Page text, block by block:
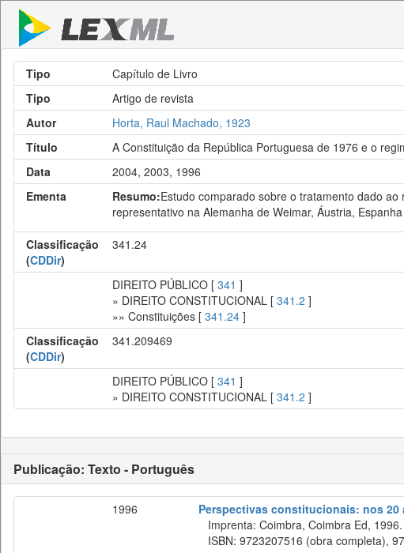
Tipo
Capítulo de Livro
Tipo
Artigo de revista
Autor
Horta, Raul Machado, 1923
Título
A Constituição da República Portuguesa de 1976 e o
Data
2004, 2003, 1996
Ementa
Resumo:Estudo comparado sobre o tratamento dado
representativo na Alemanha de Weimar, Áustria,
Classificação
(CDDir)
341.24
DIREITO PÚBLICO [ 341 ]
» DIREITO CONSTITUCIONAL [ 341.2 ]
»» Constituições [ 341.24 ]
Classificação
(CDDir)
341.209469
DIREITO PÚBLICO [ 341 ]
» DIREITO CONSTITUCIONAL [ 341.2 ]
Publicação: Texto - Português
1996 Perspectivas constitucionais: nos
Imprenta: Coimbra, Coimbra Ed, 1996.
ISBN: 9723207516 (obra completa),